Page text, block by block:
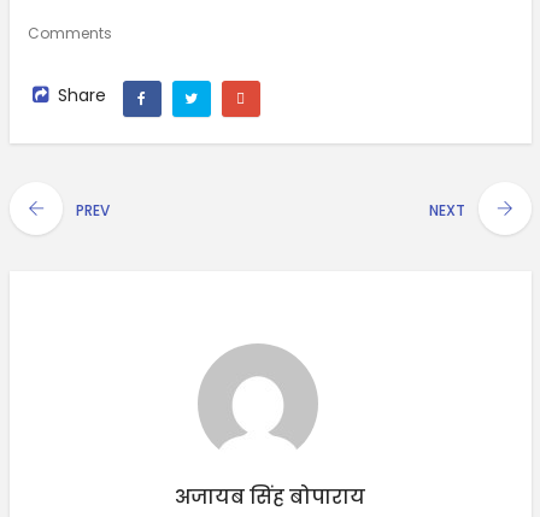
Comments
Share
PREV NEXT
अजायब सिंह बोपाराय